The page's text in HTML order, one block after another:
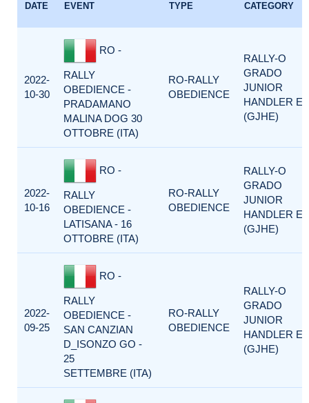
DATE EVENT TYPE CATEGORY
2022-
10-30
RO -
RALLY
OBEDIENCE -
PRADAMANO
MALINA DOG 30
OTTOBRE (ITA)
RO-RALLY
OBEDIENCE
RALLY-O
GRADO
JUNIOR
HANDLER E
(GJHE)
2022-
10-16
RO -
RALLY
OBEDIENCE -
LATISANA - 16
OTTOBRE (ITA)
RO-RALLY
OBEDIENCE
RALLY-O
GRADO
JUNIOR
HANDLER E
(GJHE)
2022-
09-25
RO -
RALLY
OBEDIENCE -
SAN CANZIAN
D_ISONZO GO -
25
SETTEMBRE (ITA)
RO-RALLY
OBEDIENCE
RALLY-O
GRADO
JUNIOR
HANDLER E
(GJHE)